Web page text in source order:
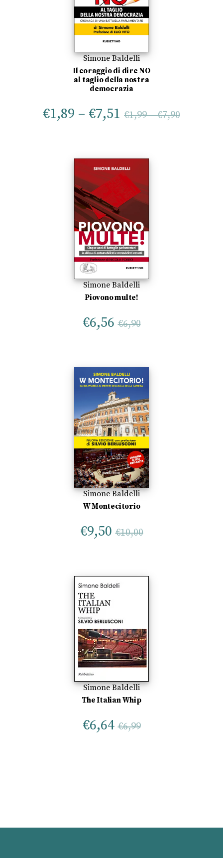
Simone Baldelli
Il coraggio di dire NO
al taglio della nostra
democrazia
€1,89 – €7,51 €1,99–€7,90
Simone Baldelli
Piovono multe!
€6,56 €6,90
Simone Baldelli
W Montecitorio
€9,50 €10,00
Simone Baldelli
The Italian Whip
€6,64 €6,99